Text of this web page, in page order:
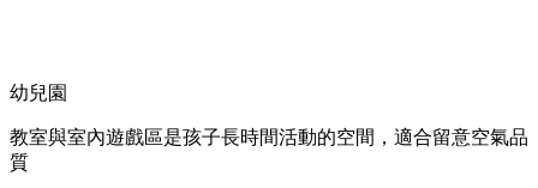
幼兒園
教室與室內遊戲區是孩子長時間活動的空間，適合留意空氣品
質